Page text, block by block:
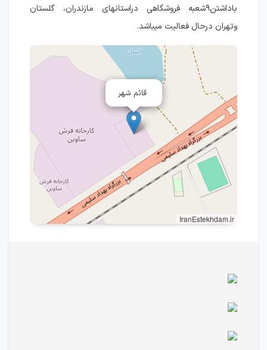
باداشتن۹شعبه فروشگاهی دراستانهای مازندران، گلستان
وتهران درحال فعالیت میباشد.
قائم شهر
IranEstekhdam.ir